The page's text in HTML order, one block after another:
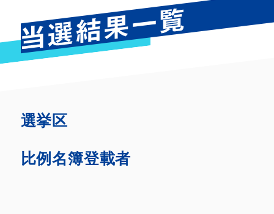
選挙区
比例名簿登載者